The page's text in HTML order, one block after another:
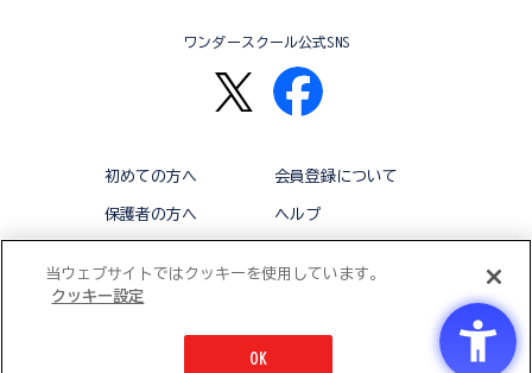
ワンダースクール公式SNS
初めての方へ 会員登録について
保護者の方へ ヘルプ
© BANDAI CO.,LTD 2015 ALL RIGHTS RESERVED
当ウェブサイトではクッキーを使用しています。
クッキー設定
OK